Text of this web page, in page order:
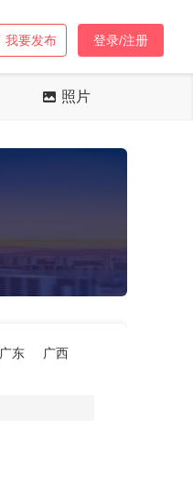
我要发布 登录/注册
照片
广东
广西